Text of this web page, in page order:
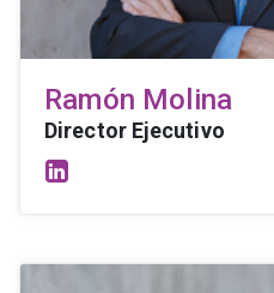
Ramón Molina
Director Ejecutivo